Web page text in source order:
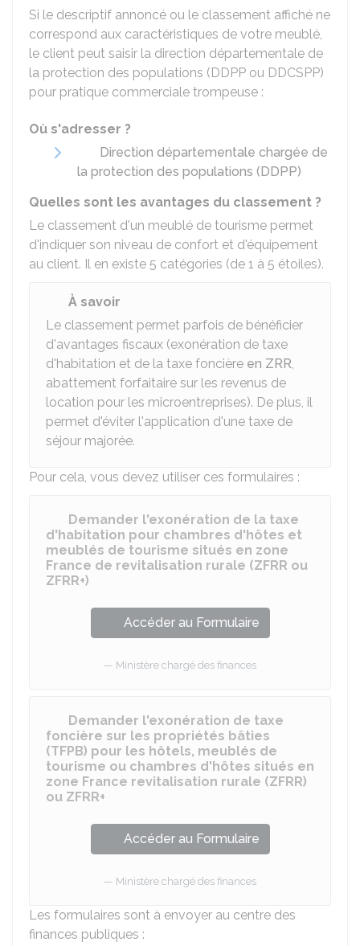
Si le descriptif annoncé ou le classement affiché ne
correspond aux caractéristiques de votre meublé,
le client peut saisir la direction départementale de
la protection des populations (DDPP ou DDCSPP)
pour pratique commerciale trompeuse :
Où s'adresser ?
Direction départementale chargée de
la protection des populations (DDPP)
Quelles sont les avantages du classement ?
Le classement d'un meublé de tourisme permet
d'indiquer son niveau de confort et d'équipement
au client. Il en existe 5 catégories (de 1 à 5 étoiles).
À savoir
Le classement permet parfois de bénéficier
d'avantages fiscaux (exonération de taxe
d'habitation et de la taxe foncière en ZRR,
abattement forfaitaire sur les revenus de
location pour les microentreprises). De plus, il
permet d'éviter l'application d'une taxe de
séjour majorée.
Pour cela, vous devez utiliser ces formulaires :
Demander l'exonération de la taxe
d'habitation pour chambres d'hôtes et
meublés de tourisme situés en zone
France de revitalisation rurale (ZFRR ou
ZFRR+)
Accéder au Formulaire
Ministère chargé des finances
Demander l'exonération de taxe
foncière sur les propriétés bâties
(TFPB) pour les hôtels, meublés de
tourisme ou chambres d'hôtes situés en
zone France revitalisation rurale (ZFRR)
ou ZFRR+
Accéder au Formulaire
Ministère chargé des finances
Les formulaires sont à envoyer au centre des
finances publiques :